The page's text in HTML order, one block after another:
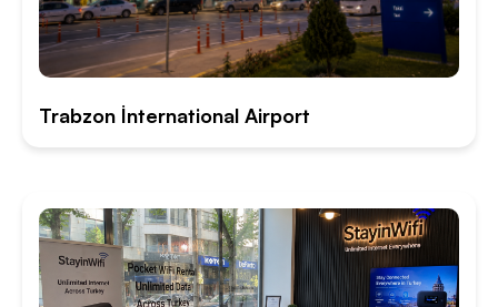
Trabzon İnternational Airport